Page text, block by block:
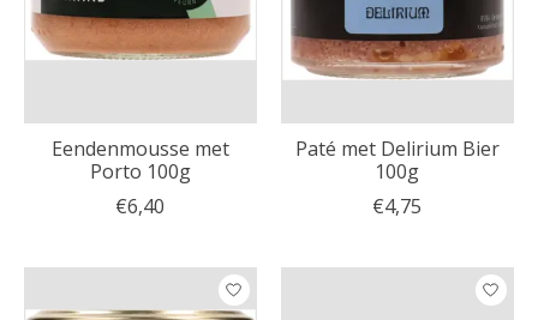
Eendenmousse met
Porto 100g
€6,40
Paté met Delirium Bier
100g
€4,75